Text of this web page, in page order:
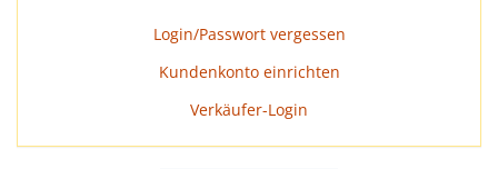
Login/Passwort vergessen
Kundenkonto einrichten
Verkäufer-Login